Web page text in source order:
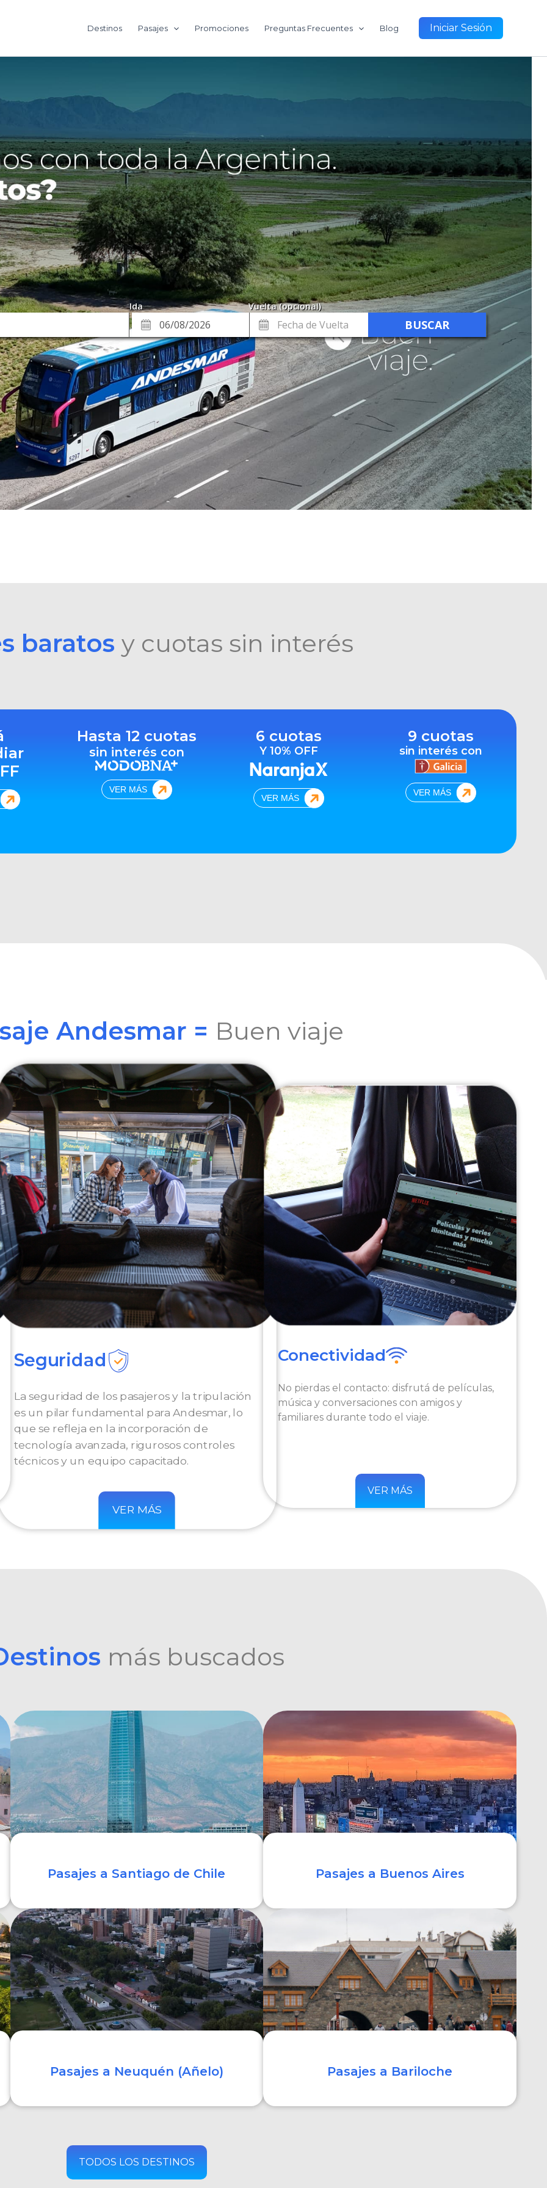
Destinos Pasajes Promociones Preguntas Frecuentes Blog Iniciar Sesión
baratos y cuotas sin interés
Hasta 12 cuotas
sin interés con
VER MÁS
6 cuotas
Y 10% OFF
VER MÁS
9 cuotas
sin interés con
VER MÁS
Andesmar = Buen viaje
Seguridad
La seguridad de los pasajeros y la tripulación
es un pilar fundamental para Andesmar, lo
que se refleja en la incorporación de
tecnología avanzada, rigurosos controles
técnicos y un equipo capacitado.
VER MÁS
Conectividad
No pierdas el contacto: disfrutá de películas,
música y conversaciones con amigos y
familiares durante todo el viaje.
VER MÁS
más buscados
Pasajes a Santiago de Chile
COMPRAR
Pasajes a Buenos Aires
Pasajes a Neuquén (Añelo) Pasajes a Bariloche
TODOS LOS DESTINOS